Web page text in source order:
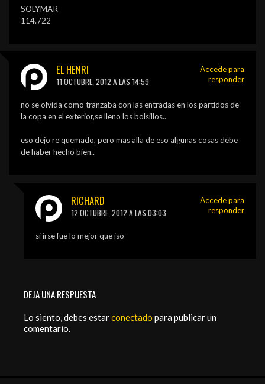
SOLYMAR
114.722
EL HENRI
11 OCTUBRE, 2012 A LAS 14:59
no se olvida como tranzaba con las entradas en los partidos de
la copa en el exterior,se lleno los bolsillos..
eso dejo re quemado, pero mas alla de eso algunas cosas debe
de haber hecho bien..
Accede para
responder
RICHARD
12 OCTUBRE, 2012 A LAS 03:03
si irse fue lo mejor que iso
Accede para
responder
DEJA UNA RESPUESTA
Lo siento, debes estarconectado para publicar un
comentario.